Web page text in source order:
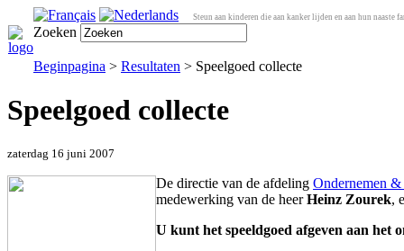
Steun aan kinderen die aan kanker lijden en aan hun naaste
Zoeken
Beginpagina > Resultaten > Speelgoed collecte
Speelgoed collecte
zaterdag 16 juni 2007
De directie van de afdeling Ondernemen
medewerking van de heerHeinz Zourek,
U kunt het speeldgoed afgeven aan